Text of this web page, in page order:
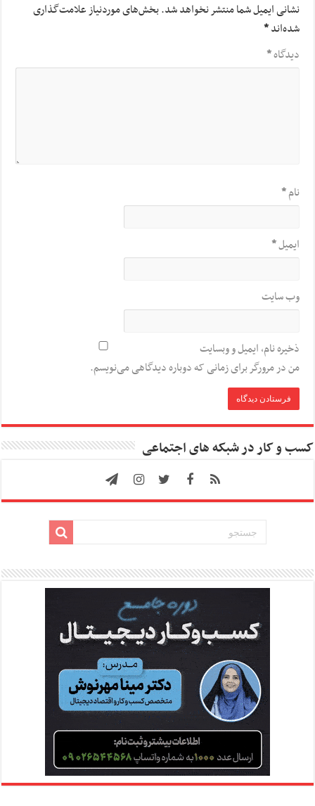
نشانی ایمیل شما منتشر نخواهد شد.بخش‌های موردنیاز علامت‌گذاری
شده‌اند*
دیدگاه*
نام*
ایمیل*
وب‌ سایت
ذخیره نام، ایمیل و وبسایت
من در مرورگر برای زمانی که دوباره دیدگاهی می‌نویسم.
کسب و کار در شبکه های اجتماعی